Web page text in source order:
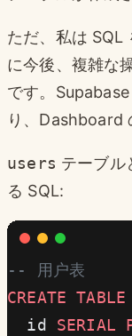
ただ、私は SQL
に今後、複雑な
です。
り、Dashboard
users テーブル
る SQL:
-- 用户表
CREATE TABLE
  id
SERIAL